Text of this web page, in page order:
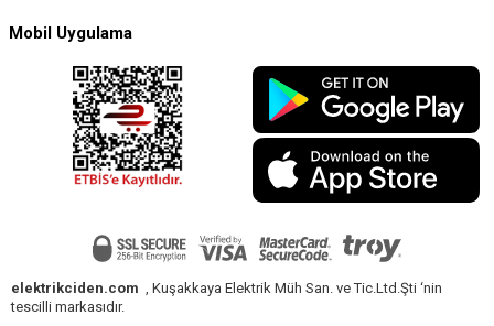
Mobil Uygulama
elektrikciden.com , Kuşakkaya Elektrik Müh San. ve Tic.Ltd.Şti ‘nin
tescilli markasıdır.